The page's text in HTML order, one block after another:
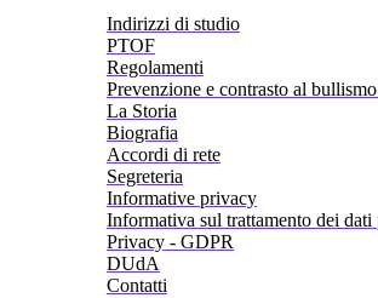
Indirizzi di studio
PTOF
Regolamenti
Prevenzione e contrasto al
La Storia
Biografia
Accordi di rete
Segreteria
Informative privacy
Informativa sul trattamento dei dati
Privacy - GDPR
DUdA
Contatti